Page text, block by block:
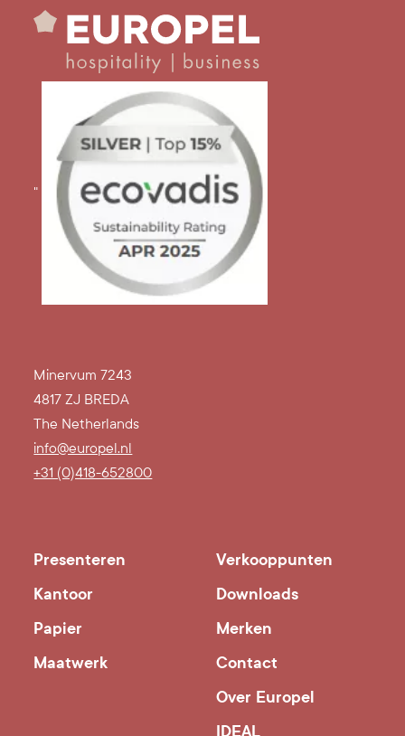
"
Minervum 7243
4817 ZJ BREDA
The Netherlands
info@europel.nl
+31 (0)418-652800
Presenteren
Kantoor
Papier
Maatwerk
Verkooppunten
Downloads
Merken
Contact
Over Europel